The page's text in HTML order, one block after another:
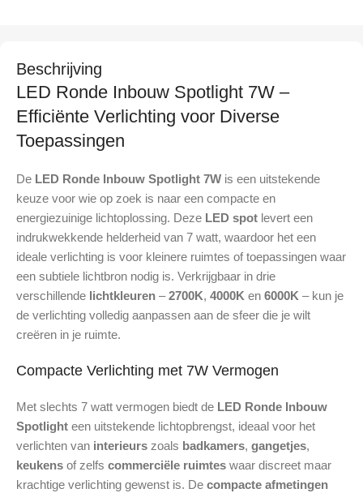
Beschrijving
LED Ronde Inbouw Spotlight 7W –
Efficiënte Verlichting voor Diverse
Toepassingen
De LED Ronde Inbouw Spotlight 7W is een uitstekende
keuze voor wie op zoek is naar een compacte en
energiezuinige lichtoplossing. Deze LED spot levert een
indrukwekkende helderheid van 7 watt, waardoor het een
ideale verlichting is voor kleinere ruimtes of toepassingen waar
een subtiele lichtbron nodig is. Verkrijgbaar in drie
verschillende lichtkleuren –2700K, 4000K en 6000K – kun je
de verlichting volledig aanpassen aan de sfeer die je wilt
creëren in je ruimte.
Compacte Verlichting met 7W Vermogen
Met slechts 7 watt vermogen biedt de LED Ronde Inbouw
Spotlight een uitstekende lichtopbrengst, ideaal voor het
verlichten van interieurs zoals badkamers, gangetjes,
keukens of zelfs commerciële ruimtes waar discreet maar
krachtige verlichting gewenst is. De compacte afmetingen